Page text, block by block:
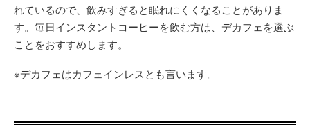
れているので、飲みすぎると眠れにくくなることがありま
す。毎日インスタントコーヒーを飲む方は、デカフェを選ぶ
ことをおすすめします。
※デカフェはカフェインレスとも言います。